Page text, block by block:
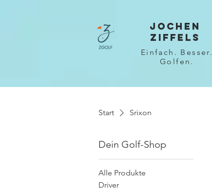
JOCHEN
ZIFFELS
Einfach. Besser.
Golfen.
Start Srixon
Dein Golf-Shop
Alle Produkte
Driver